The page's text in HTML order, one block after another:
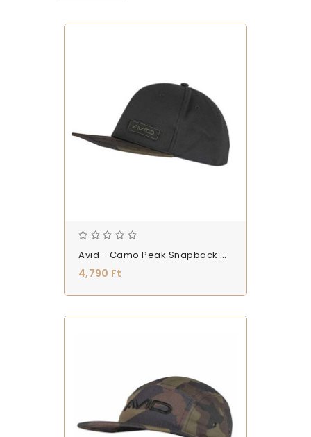
Avid - Camo Peak Snapback Cap - Baseball Sapka (A0620148)
4,790 Ft